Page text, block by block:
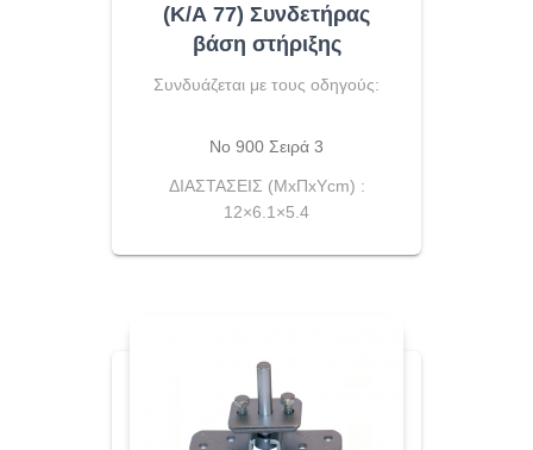
(Κ/Α 77) Συνδετήρας
βάση στήριξης
Συνδυάζεται με τους οδηγούς:
Νο 900 Σειρά 3
ΔΙΑΣΤΑΣΕΙΣ (ΜxΠxYcm) :
12×6.1×5.4